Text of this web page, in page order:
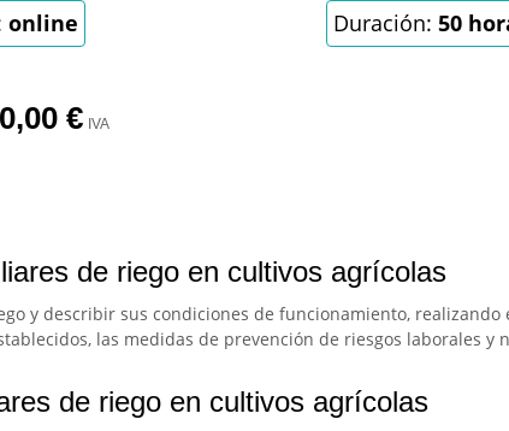
online Duración: 50
€ IVA
de riego en cultivos agrícolas
y describir sus condiciones de funcionamiento,
las medidas de prevención de riesgos laborales y
de riego en cultivos agrícolas